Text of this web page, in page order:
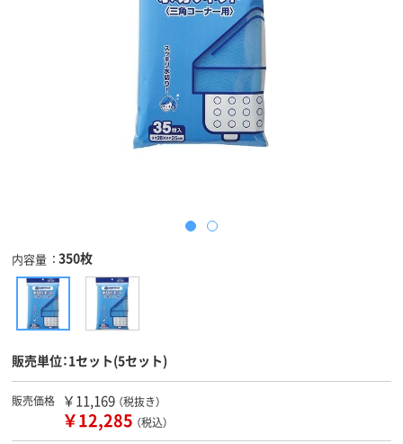
内容量 350枚
販売単位：1セット(5セット)
販売価格 ￥11,169 （税抜き）
￥12,285 （税込）